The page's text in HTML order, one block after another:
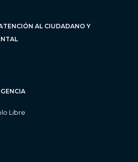
AL CIUDADANO Y
Libre